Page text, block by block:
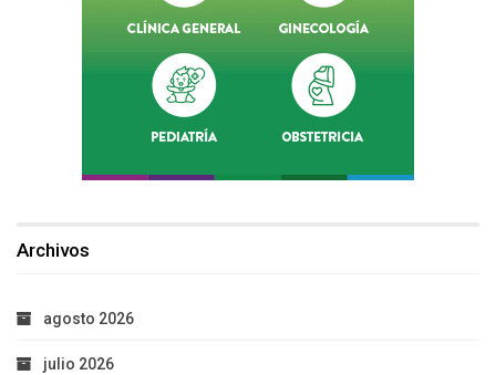
Archivos
agosto 2026
julio 2026